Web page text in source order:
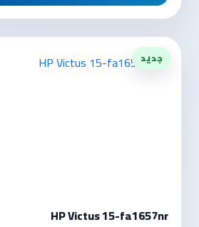
جديد
HP Victus 15-fa1657nr